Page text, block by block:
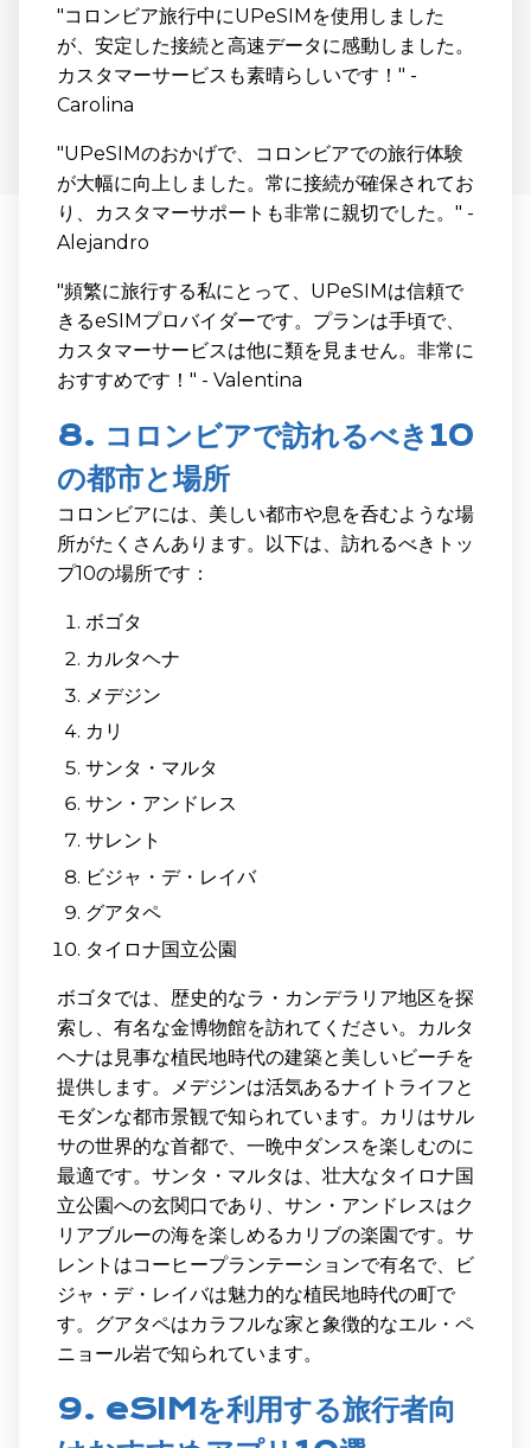
"コロンビア旅行中にUPeSIMを使用しました
が、安定した接続と高速データに感動しました。
カスタマーサービスも素晴らしいです！" -
Carolina
"UPeSIMのおかげで、コロンビアでの旅行体験
が大幅に向上しました。常に接続が確保されてお
り、カスタマーサポートも非常に親切でした。" -
Alejandro
"頻繁に旅行する私にとって、UPeSIMは信頼で
きるeSIMプロバイダーです。プランは手頃で、
カスタマーサービスは他に類を見ません。非常に
おすすめです！" - Valentina
8. コロンビアで訪れるべき10
の都市と場所
コロンビアには、美しい都市や息を呑むような場
所がたくさんあります。以下は、訪れるべきトッ
プ10の場所です：
ボゴタ
カルタヘナ
メデジン
カリ
サンタ・マルタ
サン・アンドレス
サレント
ビジャ・デ・レイバ
グアタペ
タイロナ国立公園
ボゴタでは、歴史的なラ・カンデラリア地区を探
索し、有名な金博物館を訪れてください。カルタ
ヘナは見事な植民地時代の建築と美しいビーチを
提供します。メデジンは活気あるナイトライフと
モダンな都市景観で知られています。カリはサル
サの世界的な首都で、一晩中ダンスを楽しむのに
最適です。サンタ・マルタは、壮大なタイロナ国
立公園への玄関口であり、サン・アンドレスはク
リアブルーの海を楽しめるカリブの楽園です。サ
レントはコーヒープランテーションで有名で、ビ
ジャ・デ・レイバは魅力的な植民地時代の町で
す。グアタペはカラフルな家と象徴的なエル・ペ
ニョール岩で知られています。
9. eSIMを利用する旅行者向